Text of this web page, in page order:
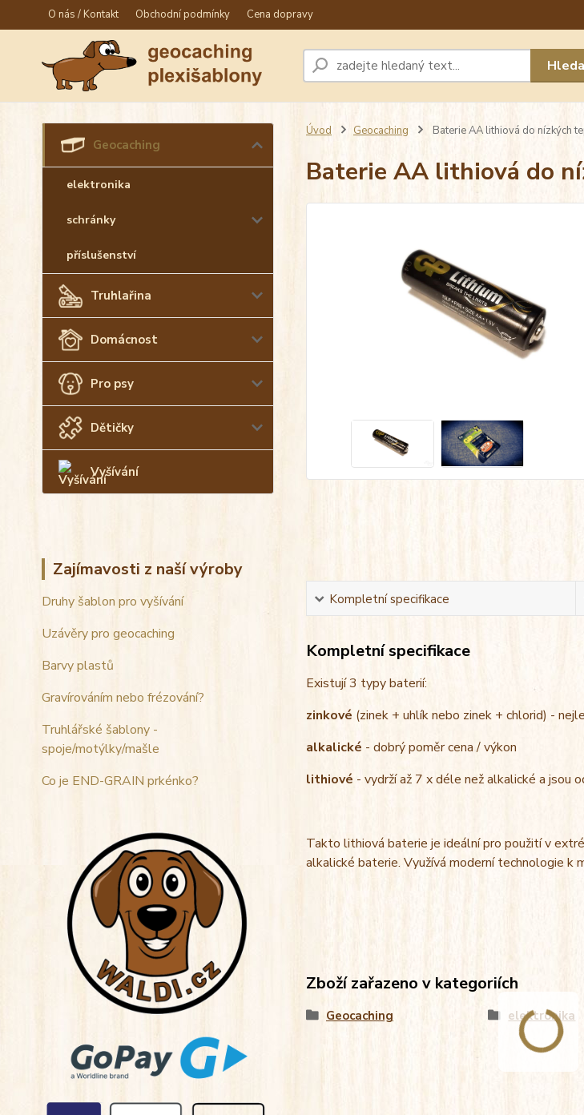
O nás / Kontakt Obchodní podmínky Cena dopravy
Geocaching
elektronika
schránky
příslušenství
Truhlařina
Domácnost
Pro psy
Dětičky
Vyšívání
Zajímavosti z naší výroby
Druhy šablon pro vyšívání
Uzávěry pro geocaching
Barvy plastů
Gravírováním nebo frézování?
Truhlářské šablony -
spoje/motýlky/mašle
Co je END-GRAIN prkénko?
Úvod Geocaching Baterie AA lithiová do nízkých
Baterie AA lithiová do
Kompletní specifikace
Kompletní specifikace
Existují 3 typy baterií:
zinkové (zinek + uhlík nebo zinek + chlorid) -
alkalické - dobrý poměr cena / výkon
lithiové - vydrží až 7 x déle než alkalické a jsou
Takto lithiová baterie je ideální pro použití v
alkalické baterie. Využívá moderní technologie k
Zboží zařazeno v kategoriích
Geocaching elektronika